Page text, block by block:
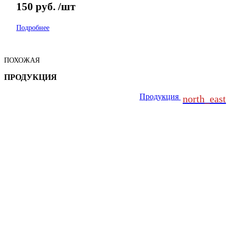
150 руб. /шт
Подробнее
ПОХОЖАЯ
ПРОДУКЦИЯ
Продукция north_east